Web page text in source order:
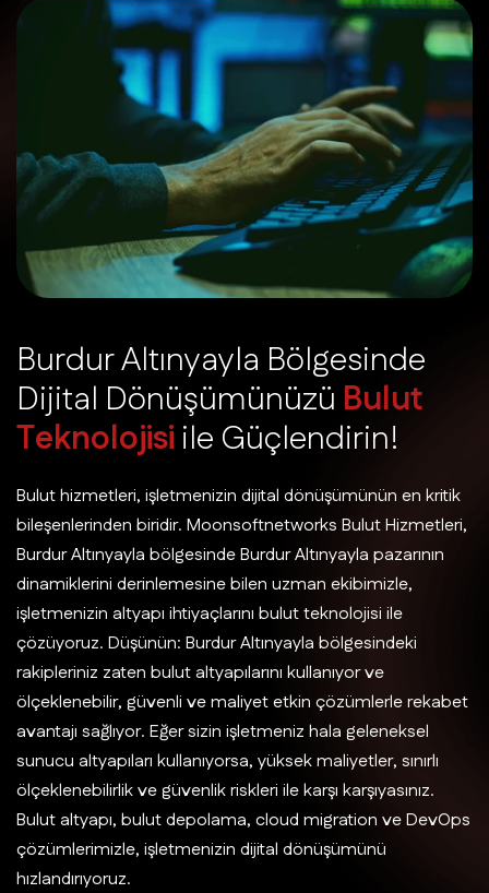
BurdurAltınyayla Bölgesinde
Dijital Dönüşümünüzü Bulut
Teknolojisi ile Güçlendirin!
Bulut hizmetleri, işletmenizin dijital dönüşümünün en kritik
bileşenlerinden biridir. Moonsoftnetworks Bulut Hizmetleri,
Burdur Altınyayla bölgesinde Burdur Altınyayla pazarının
dinamiklerini derinlemesine bilen uzman ekibimizle,
işletmenizin altyapı ihtiyaçlarını bulut teknolojisi ile
çözüyoruz. Düşünün: Burdur Altınyayla bölgesindeki
rakipleriniz zaten bulut altyapılarını kullanıyor ve
ölçeklenebilir, güvenli ve maliyet etkin çözümlerle rekabet
avantajı sağlıyor. Eğer sizin işletmeniz hala geleneksel
sunucu altyapıları kullanıyorsa, yüksek maliyetler, sınırlı
ölçeklenebilirlik ve güvenlik riskleri ile karşı karşıyasınız.
Bulut altyapı, bulut depolama, cloud migration ve DevOps
çözümlerimizle, işletmenizin dijital dönüşümünü
hızlandırıyoruz.